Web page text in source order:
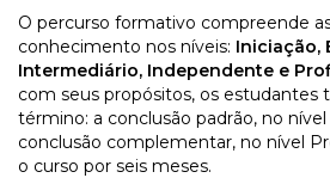
O percurso formativo compreende
conhecimento nos níveis: Iniciação,
Intermediário, Independente e
com seus propósitos, os estudantes
término: a conclusão padrão, no
conclusão complementar, no nível
o curso por seis meses.